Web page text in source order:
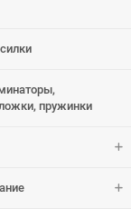
пружинки